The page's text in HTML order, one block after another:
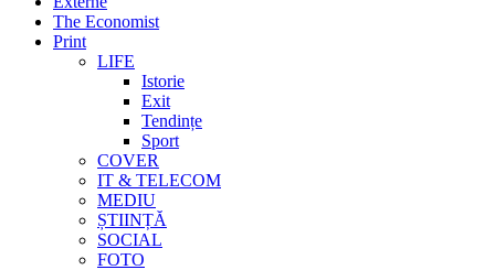
The Economist
Print
LIFE
Istorie
Exit
Tendințe
Sport
COVER
IT & TELECOM
MEDIU
ȘTIINȚĂ
SOCIAL
FOTO